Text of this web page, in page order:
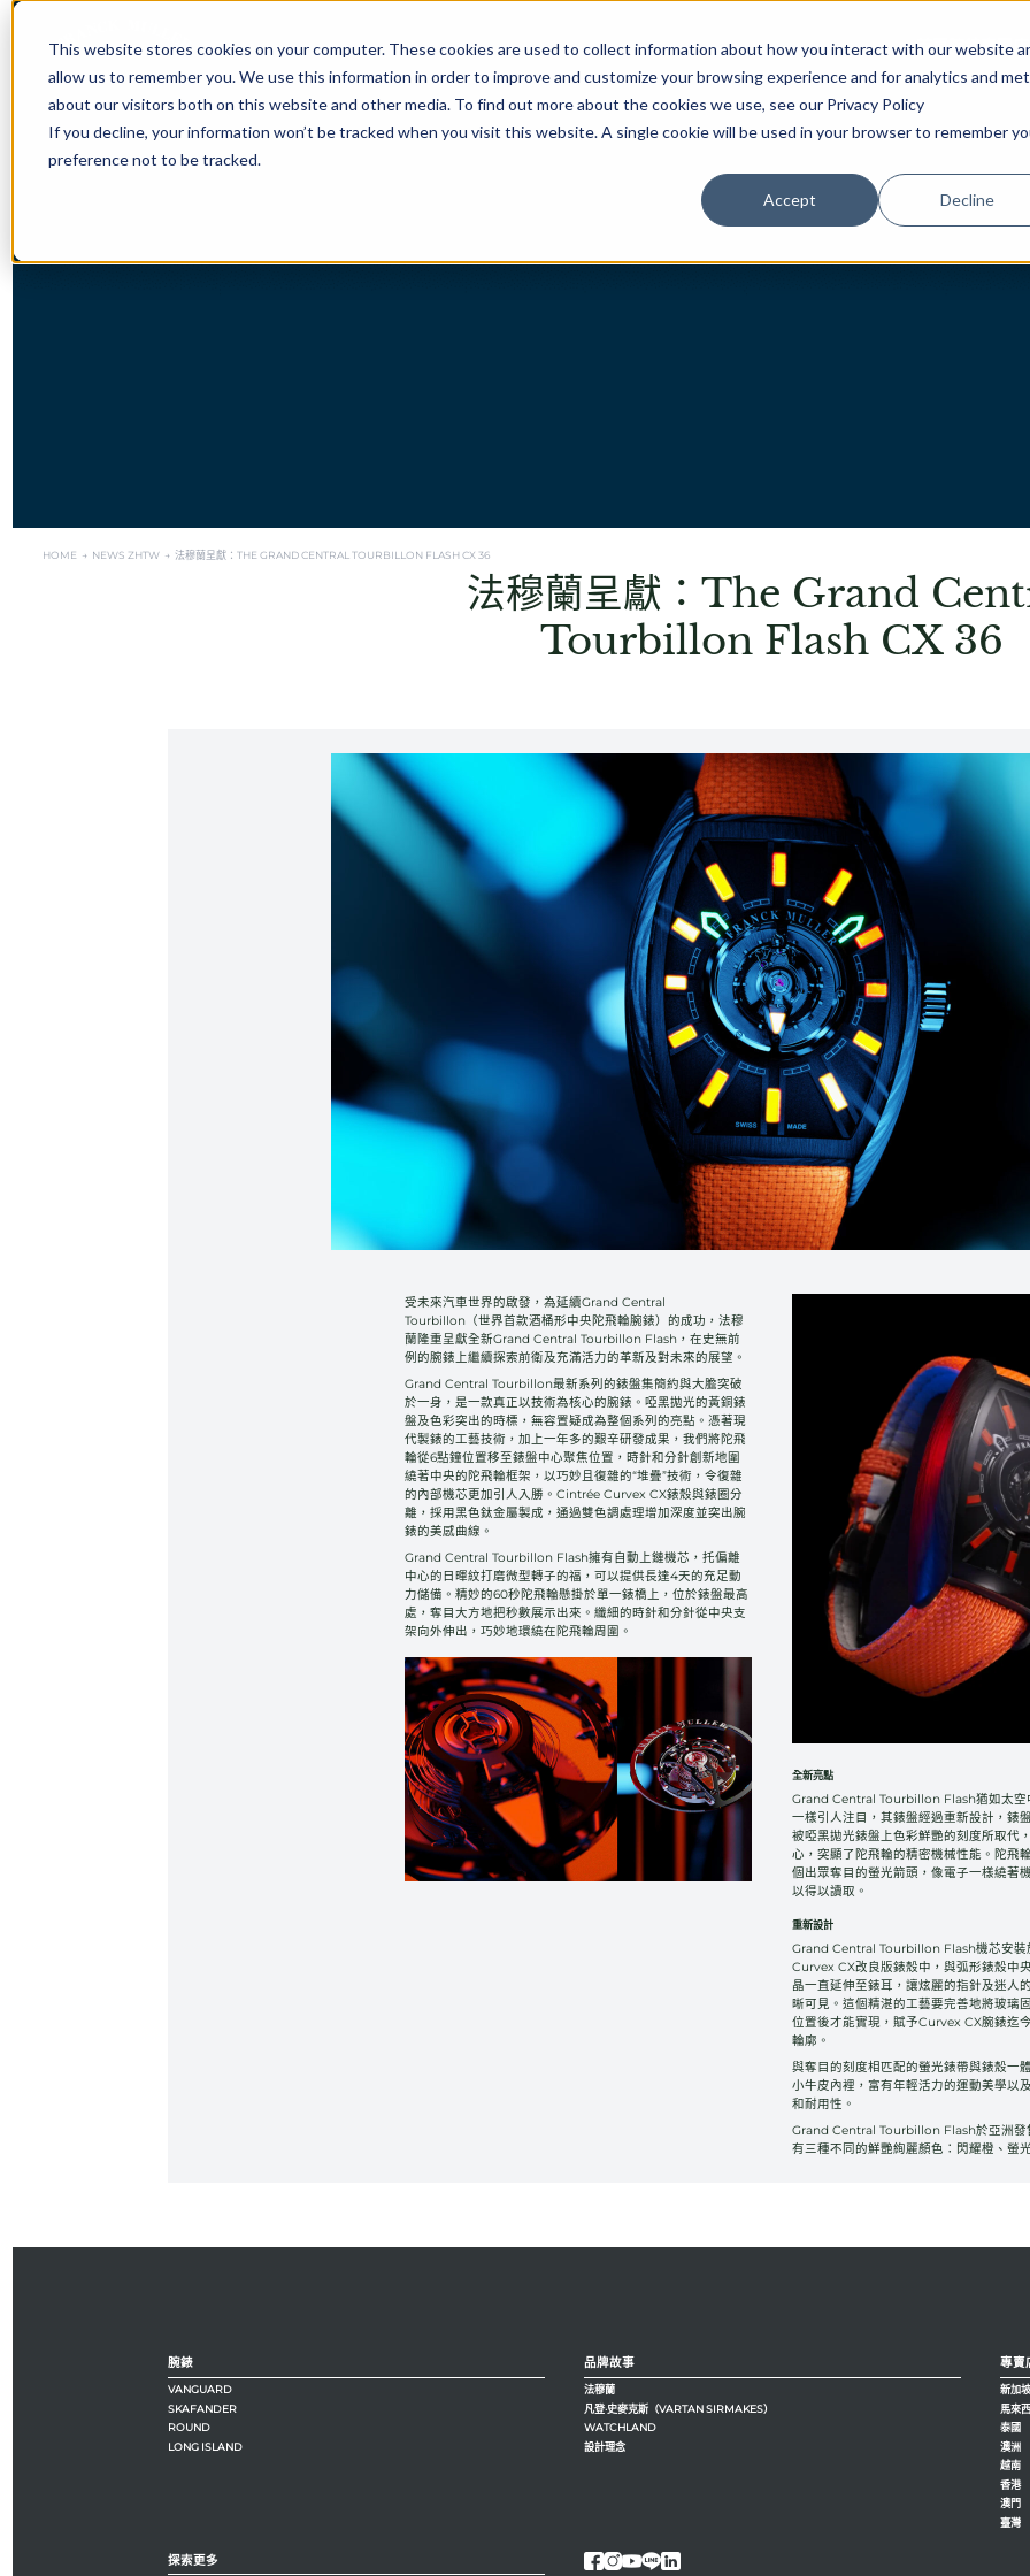
This website stores cookies on your computer. These cookies are used to collect information about how you interact with our website
allow us to remember you. We use this information in order to improve and customize your browsing experience and for analytics and
about our visitors both on this website and other media. To find out more about the cookies we use, see our Privacy Policy
If you decline, your information won’t be tracked when you visit this website. A single cookie will be used in your browser to remember
preference not to be tracked.
Accept Decline
首頁腕錶專賣店
HOME → NEWS ZHTW → 法穆蘭呈獻：THE GRAND CENTRAL TOURBILLON FLASH CX 36
法穆蘭呈獻：The Grand
Tourbillon Flash CX 36
受未來汽車世界的啟發，為延續Grand Central
Tourbillon（世界首款酒桶形中央陀飛輪腕錶）的成功，法穆
蘭隆重呈獻全新Grand Central Tourbillon Flash，在史無前
例的腕錶上繼續探索前衛及充滿活力的革新及對未來的展望。
Grand Central Tourbillon最新系列的錶盤集簡約與大膽突破
於一身，是一款真正以技術為核心的腕錶。啞黑拋光的黃銅錶
盤及色彩突出的時標，無容置疑成為整個系列的亮點。憑著現
代製錶的工藝技術，加上一年多的艱辛研發成果，我們將陀飛
輪從6點鐘位置移至錶盤中心聚焦位置，時針和分針創新地圍
繞著中央的陀飛輪框架，以巧妙且復雜的“堆疊”技術，令復雜
的內部機芯更加引人入勝。Cintrée Curvex CX錶殼與錶圈分
離，採用黑色鈦金屬製成，通過雙色調處理增加深度並突出腕
錶的美感曲線。
Grand Central Tourbillon Flash擁有自動上鏈機芯，托偏離
中心的日暉紋打磨微型轉子的福，可以提供長達4天的充足動
力儲備。精妙的60秒陀飛輪懸掛於單一錶橋上，位於錶盤最高
處，奪目大方地把秒數展示出來。纖細的時針和分針從中央支
架向外伸出，巧妙地環繞在陀飛輪周圍。
全新亮點
Grand Central Tourbillon Flash猶如太空
一樣引人注目，其錶盤經過重新設計，錶
被啞黑拋光錶盤上色彩鮮艷的刻度所取代
心，突顯了陀飛輪的精密機械性能。陀飛
個出眾奪目的螢光箭頭，像電子一樣繞著
以得以讀取。
重新設計
Grand Central Tourbillon Flash機芯安裝
Curvex CX改良版錶殼中，與弧形錶殼中
晶一直延伸至錶耳，讓炫麗的指針及迷人
晰可見。這個精湛的工藝要完善地將玻璃
位置後才能實現，賦予Curvex CX腕錶迄
輪廓。
與奪目的刻度相匹配的螢光錶帶與錶殼一
小牛皮內裡，富有年輕活力的運動美學以
和耐用性。
Grand Central Tourbillon Flash於亞洲發
有三種不同的鮮艷絢麗顏色：閃耀橙、螢
腕錶
VANGUARD
SKAFANDER
ROUND
LONG ISLAND
品牌故事
法穆蘭
凡登·史麥克斯（VARTAN SIRMAKES）
WATCHLAND
設計理念
專賣
新加坡
馬來
泰國
澳洲
越南
香港
澳門
臺灣
探索更多